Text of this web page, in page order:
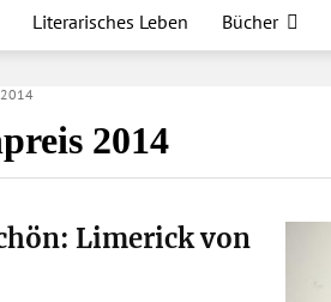
Literarisches Leben Bücher
2014
Limerick von